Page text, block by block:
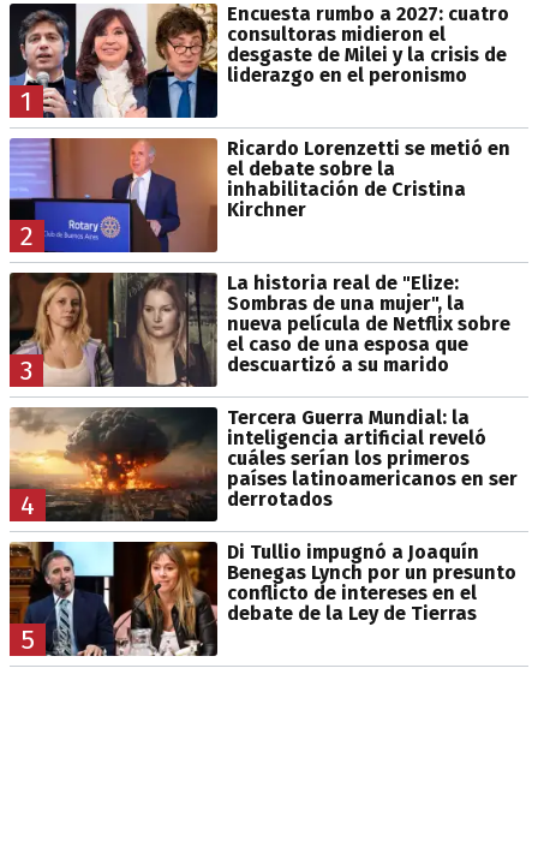
1
Encuesta rumbo a 2027: cuatro
consultoras midieron el
desgaste de Milei y la crisis de
liderazgo en el peronismo
2
Ricardo Lorenzetti se metió en
el debate sobre la
inhabilitación de Cristina
Kirchner
3
La historia real de "Elize:
Sombras de una mujer", la
nueva película de Netflix sobre
el caso de una esposa que
descuartizó a su marido
4
Tercera Guerra Mundial: la
inteligencia artificial reveló
cuáles serían los primeros
países latinoamericanos en ser
derrotados
5
Di Tullio impugnó a Joaquín
Benegas Lynch por un presunto
conflicto de intereses en el
debate de la Ley de Tierras